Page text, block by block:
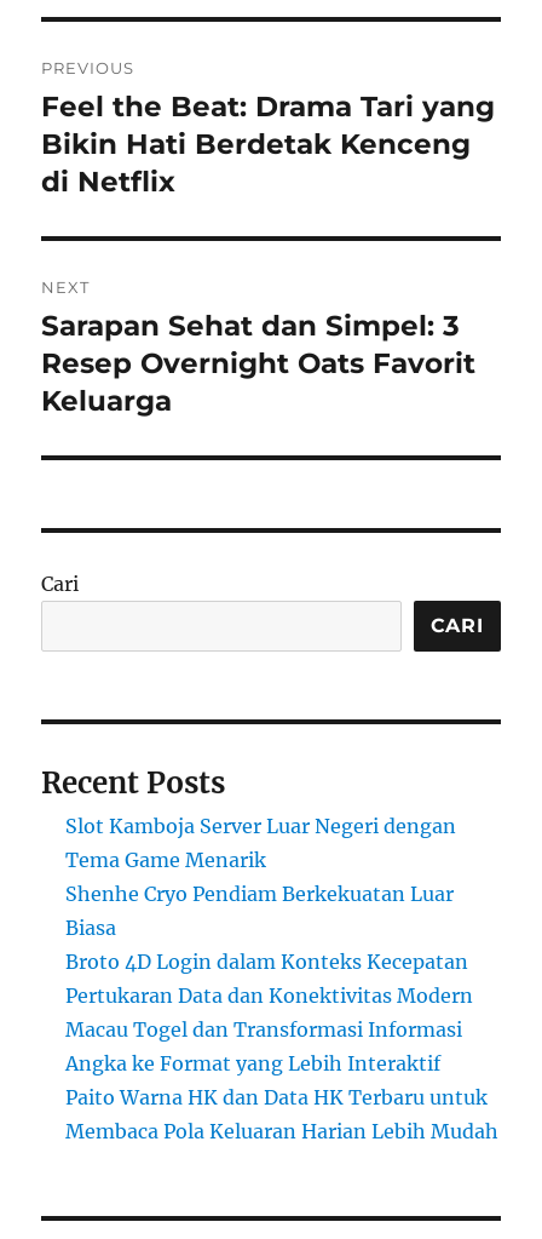
pos
PREVIOUS
Previous
post:
Feel the Beat: Drama Tari yang
Bikin Hati Berdetak Kenceng
di Netflix
NEXT
Next
post:
Sarapan Sehat dan Simpel: 3
Resep Overnight Oats Favorit
Keluarga
Cari
CARI
Recent Posts
Slot Kamboja Server Luar Negeri dengan
Tema Game Menarik
Shenhe Cryo Pendiam Berkekuatan Luar
Biasa
Broto 4D Login dalam Konteks Kecepatan
Pertukaran Data dan Konektivitas Modern
Macau Togel dan Transformasi Informasi
Angka ke Format yang Lebih Interaktif
Paito Warna HK dan Data HK Terbaru untuk
Membaca Pola Keluaran Harian Lebih Mudah